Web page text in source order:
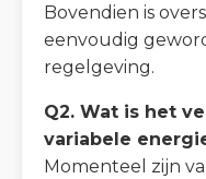
Bovendien is
eenvoudig
regelgeving.
Q2. Wat is het
variabele
Momenteel zijn